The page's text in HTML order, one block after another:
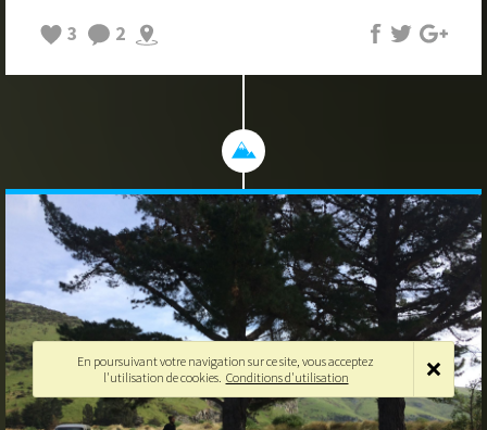
3
2
En poursuivant votre navigation sur ce site, vous acceptez
l'utilisation de cookies. Conditions d'utilisation